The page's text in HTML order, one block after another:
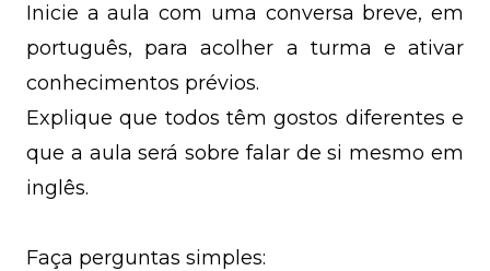
Inicie a aula com uma conversa breve, em
português, para acolher a turma e ativar
conhecimentos prévios.
Explique que todos têm gostos diferentes e
que a aula será sobre falar de si mesmo em
inglês.
Faça perguntas simples: